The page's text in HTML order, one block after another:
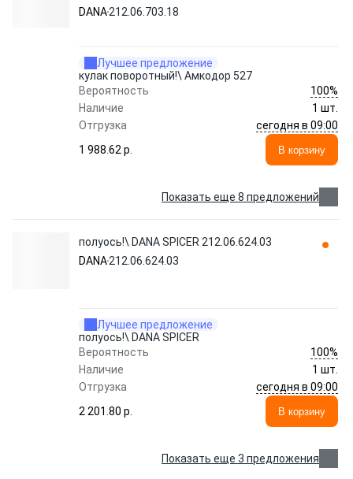
DANA212.06.703.18
Лучшее предложение
кулак поворотный!\ Амкодор 527
Вероятность
100%
Наличие
1 шт.
Отгрузка
сегодня в 09:00
1 988.62 p.
В корзину
Показать еще 8 предложений
полуось!\ DANA SPICER 212.06.624.03
DANA212.06.624.03
Лучшее предложение
полуось!\ DANA SPICER
Вероятность
100%
Наличие
1 шт.
Отгрузка
сегодня в 09:00
2 201.80 p.
В корзину
Показать еще 3 предложения